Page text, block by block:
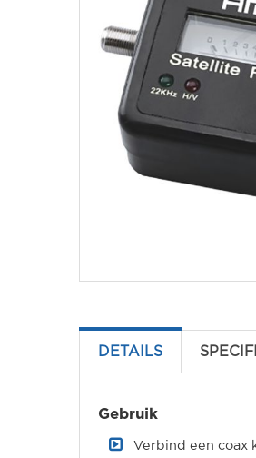
DETAILS
Gebruik
Verbind een coax